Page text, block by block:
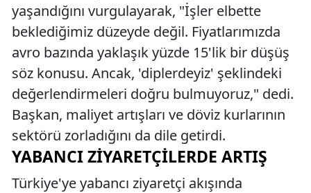
yaşandığını vurgulayarak, "İşler elbette
beklediğimiz düzeyde değil. Fiyatlarımızda
avro bazında yaklaşık yüzde 15'lik bir düşüş
söz konusu. Ancak, 'diplerdeyiz' şeklindeki
değerlendirmeleri doğru bulmuyoruz," dedi.
Başkan, maliyet artışları ve döviz kurlarının
sektörü zorladığını da dile getirdi.
YABANCI ZIYARETÇILERDE ARTIŞ
Türkiye'ye yabancı ziyaretçi akışında